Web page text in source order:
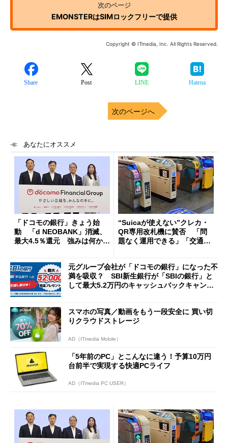
EMONSTERはSIMロックフリーで提供
Copyright © ITmedia, Inc. All Rights Reserved.
Share Post LINE Hatena
次のページへ
あなたにオススメ
「ドコモの銀行」きょう始
動 「d NEOBANK」消滅、
最大4.5％還元 強みは何か解
“Suicaが使えない”クレカ・
QR専用改札機に賛否 「問
題なく運用できる」「交通系I
元グループ会社が「ドコモの銀行」になった不
満を吸収？ SBI新生銀行が「SBIの銀行」と
して最大5.2万円のキャッシュバックキャンペ
スマホの写真／動画をもう一段安全に 買い切
りクラウドストレージ
AD（ITmedia Mobile）
「5年前のPC」とこんなに違う！予算10万円
台前半で実現する快適PCライフ
AD（ITmedia PC USER）